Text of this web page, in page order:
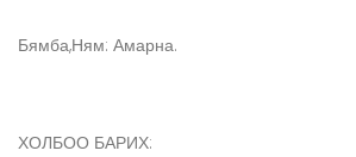
Бямба,Ням: Амарна.
ХОЛБОО БАРИХ: